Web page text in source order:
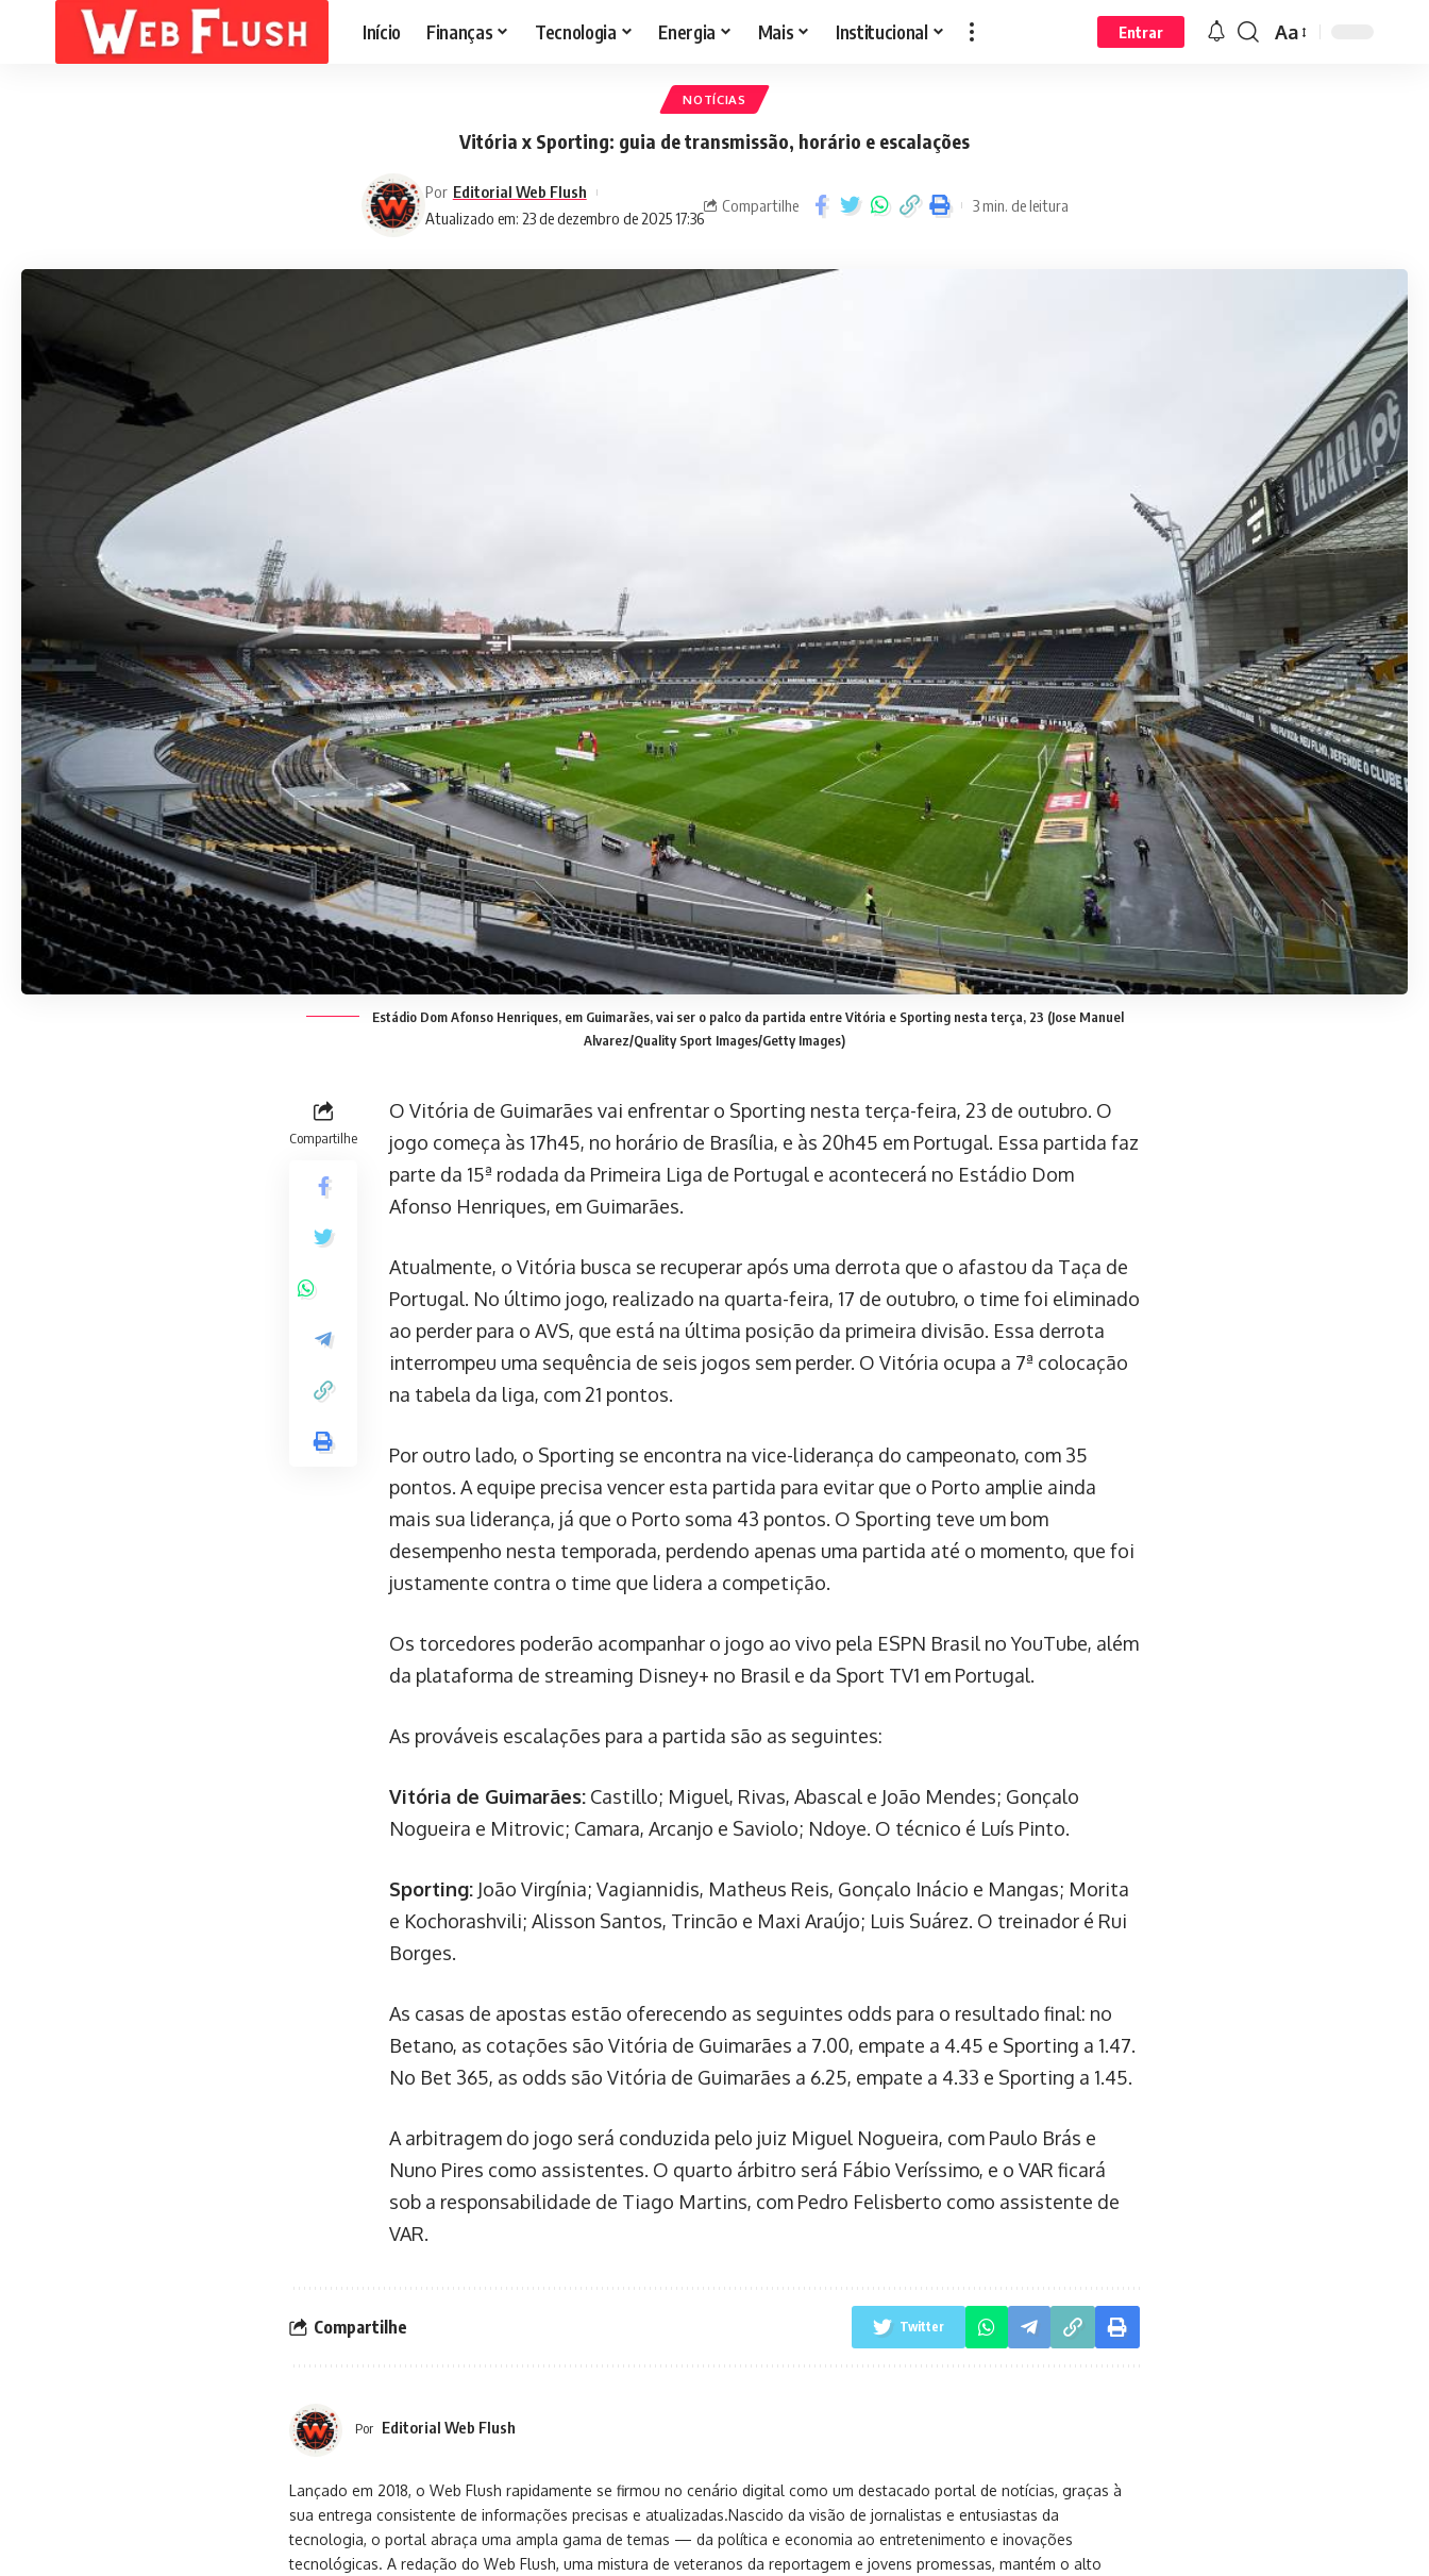
Início Finanças Tecnologia Energia Mais Institucional Entrar Aa
NOTÍCIAS
Vitória x Sporting: guia de transmissão, horário e escalações
Atualizado em: 23 de dezembro de 2025 17:36
Por Editorial Web Flush
Compartilhe 3 min. de leitura
Estádio Dom Afonso Henriques, em Guimarães, vai ser o palco da partida entre Vitória e Sporting nesta terça, 23 (Jose Manuel
Alvarez/Quality Sport Images/Getty Images)
Compartilhe
O Vitória de Guimarães vai enfrentar o Sporting nesta terça-feira, 23 de outubro. O
jogo começa às 17h45, no horário de Brasília, e às 20h45 em Portugal. Essa partida faz
parte da 15ª rodada da Primeira Liga de Portugal e acontecerá no Estádio Dom
Afonso Henriques, em Guimarães.
Atualmente, o Vitória busca se recuperar após uma derrota que o afastou da Taça de
Portugal. No último jogo, realizado na quarta-feira, 17 de outubro, o time foi eliminado
ao perder para o AVS, que está na última posição da primeira divisão. Essa derrota
interrompeu uma sequência de seis jogos sem perder. O Vitória ocupa a 7ª colocação
na tabela da liga, com 21 pontos.
Por outro lado, o Sporting se encontra na vice-liderança do campeonato, com 35
pontos. A equipe precisa vencer esta partida para evitar que o Porto amplie ainda
mais sua liderança, já que o Porto soma 43 pontos. O Sporting teve um bom
desempenho nesta temporada, perdendo apenas uma partida até o momento, que foi
justamente contra o time que lidera a competição.
Os torcedores poderão acompanhar o jogo ao vivo pela ESPN Brasil no YouTube, além
da plataforma de streaming Disney+ no Brasil e da Sport TV1 em Portugal.
As prováveis escalações para a partida são as seguintes:
Vitória de Guimarães: Castillo; Miguel, Rivas, Abascal e João Mendes; Gonçalo
Nogueira e Mitrovic; Camara, Arcanjo e Saviolo; Ndoye. O técnico é Luís Pinto.
Sporting: João Virgínia; Vagiannidis, Matheus Reis, Gonçalo Inácio e Mangas; Morita
e Kochorashvili; Alisson Santos, Trincão e Maxi Araújo; Luis Suárez. O treinador é Rui
Borges.
As casas de apostas estão oferecendo as seguintes odds para o resultado final: no
Betano, as cotações são Vitória de Guimarães a 7.00, empate a 4.45 e Sporting a 1.47.
No Bet 365, as odds são Vitória de Guimarães a 6.25, empate a 4.33 e Sporting a 1.45.
A arbitragem do jogo será conduzida pelo juiz Miguel Nogueira, com Paulo Brás e
Nuno Pires como assistentes. O quarto árbitro será Fábio Veríssimo, e o VAR ficará
sob a responsabilidade de Tiago Martins, com Pedro Felisberto como assistente de
VAR.
Compartilhe Twitter
Por Editorial Web Flush
Lançado em 2018, o Web Flush rapidamente se firmou no cenário digital como um destacado portal de notícias, graças à
sua entrega consistente de informações precisas e atualizadas.Nascido da visão de jornalistas e entusiastas da
tecnologia, o portal abraça uma ampla gama de temas — da política e economia ao entretenimento e inovações
tecnológicas. A redação do Web Flush, uma mistura de veteranos da reportagem e jovens promessas, mantém o alto